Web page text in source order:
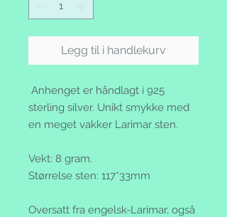
Legg til i handlekurv
Anhenget er håndlagt i 925
sterling silver. Unikt smykke med
en meget vakker Larimar sten.
Vekt: 8 gram.
Størrelse sten: 117*33mm
Oversatt fra engelsk-Larimar, også